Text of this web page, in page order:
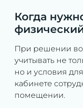
Когда
При решении
учитывать не
но и условия
кабинете
помещении.